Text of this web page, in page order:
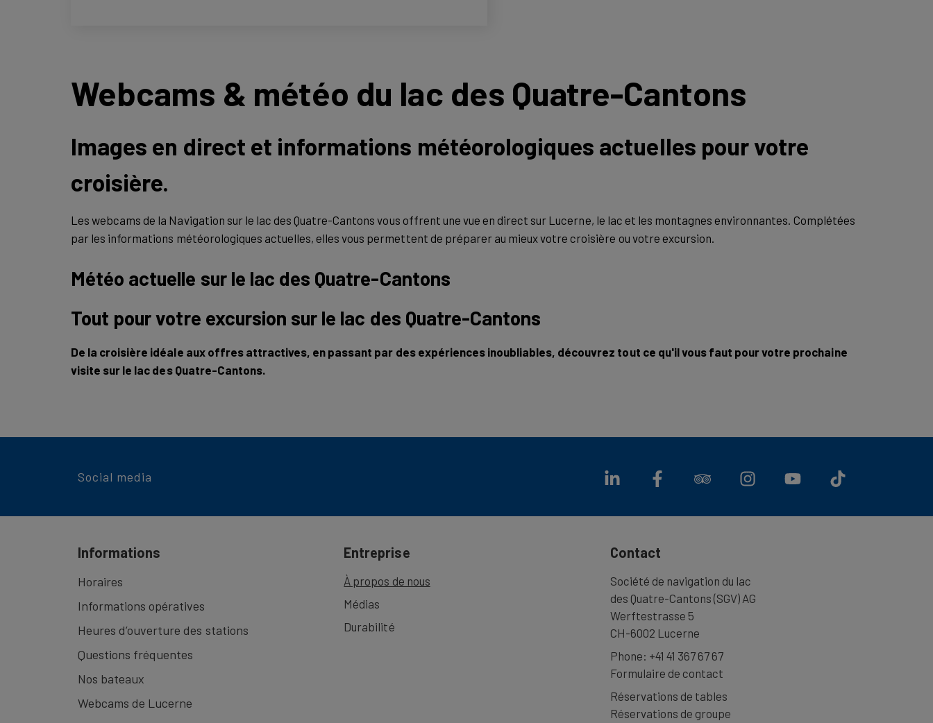
Webcams & météo du lac des Quatre-Cantons
Images en direct et informations météorologiques actuelles pour votre
croisière.
Les webcams de la Navigation sur le lac des Quatre-Cantons vous offrent une vue en direct sur Lucerne, le lac et les montagnes environnantes. Complétées
par les informations météorologiques actuelles, elles vous permettent de préparer au mieux votre croisière ou votre excursion.
Météo actuelle sur le lac des Quatre-Cantons
Tout pour votre excursion sur le lac des Quatre-Cantons
De la croisière idéale aux offres attractives, en passant par des expériences inoubliables, découvrez tout ce qu'il vous faut pour votre prochaine
visite sur le lac des Quatre-Cantons.
Social media
Informations
Horaires
Informations opératives
Heures d’ouverture des stations
Questions fréquentes
Nos bateaux
Webcams de Lucerne
Entreprise
À propos de nous
Médias
Durabilité
Contact
Société de navigation du lac
des Quatre-Cantons (SGV) AG
Werftestrasse 5
CH-6002 Lucerne
Phone: +41 41 367 67 67
Formulaire de contact
Réservations de tables
Réservations de groupe